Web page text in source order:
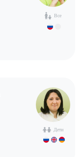
Все
Дети